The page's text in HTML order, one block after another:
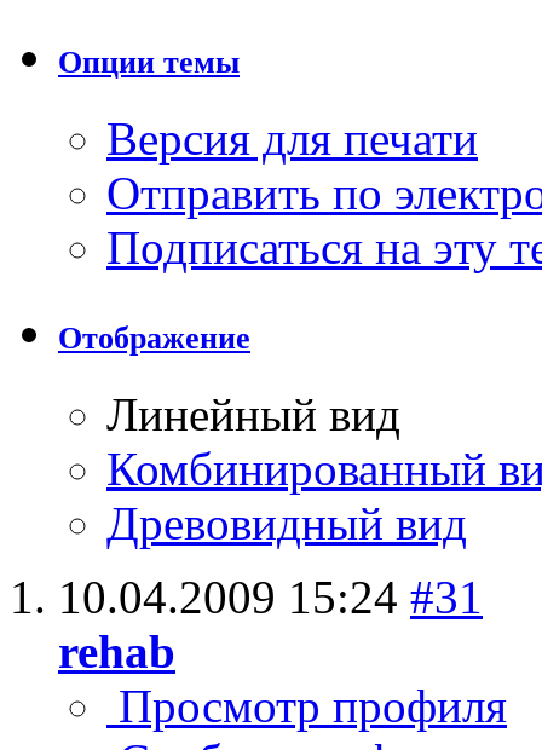
Опции темы
Версия для печати
Отправить по
Подписаться на эту
Отображение
Линейный вид
Комбинированный
Древовидный вид
10.04.2009 15:24 #31
rehab
Просмотр профиля